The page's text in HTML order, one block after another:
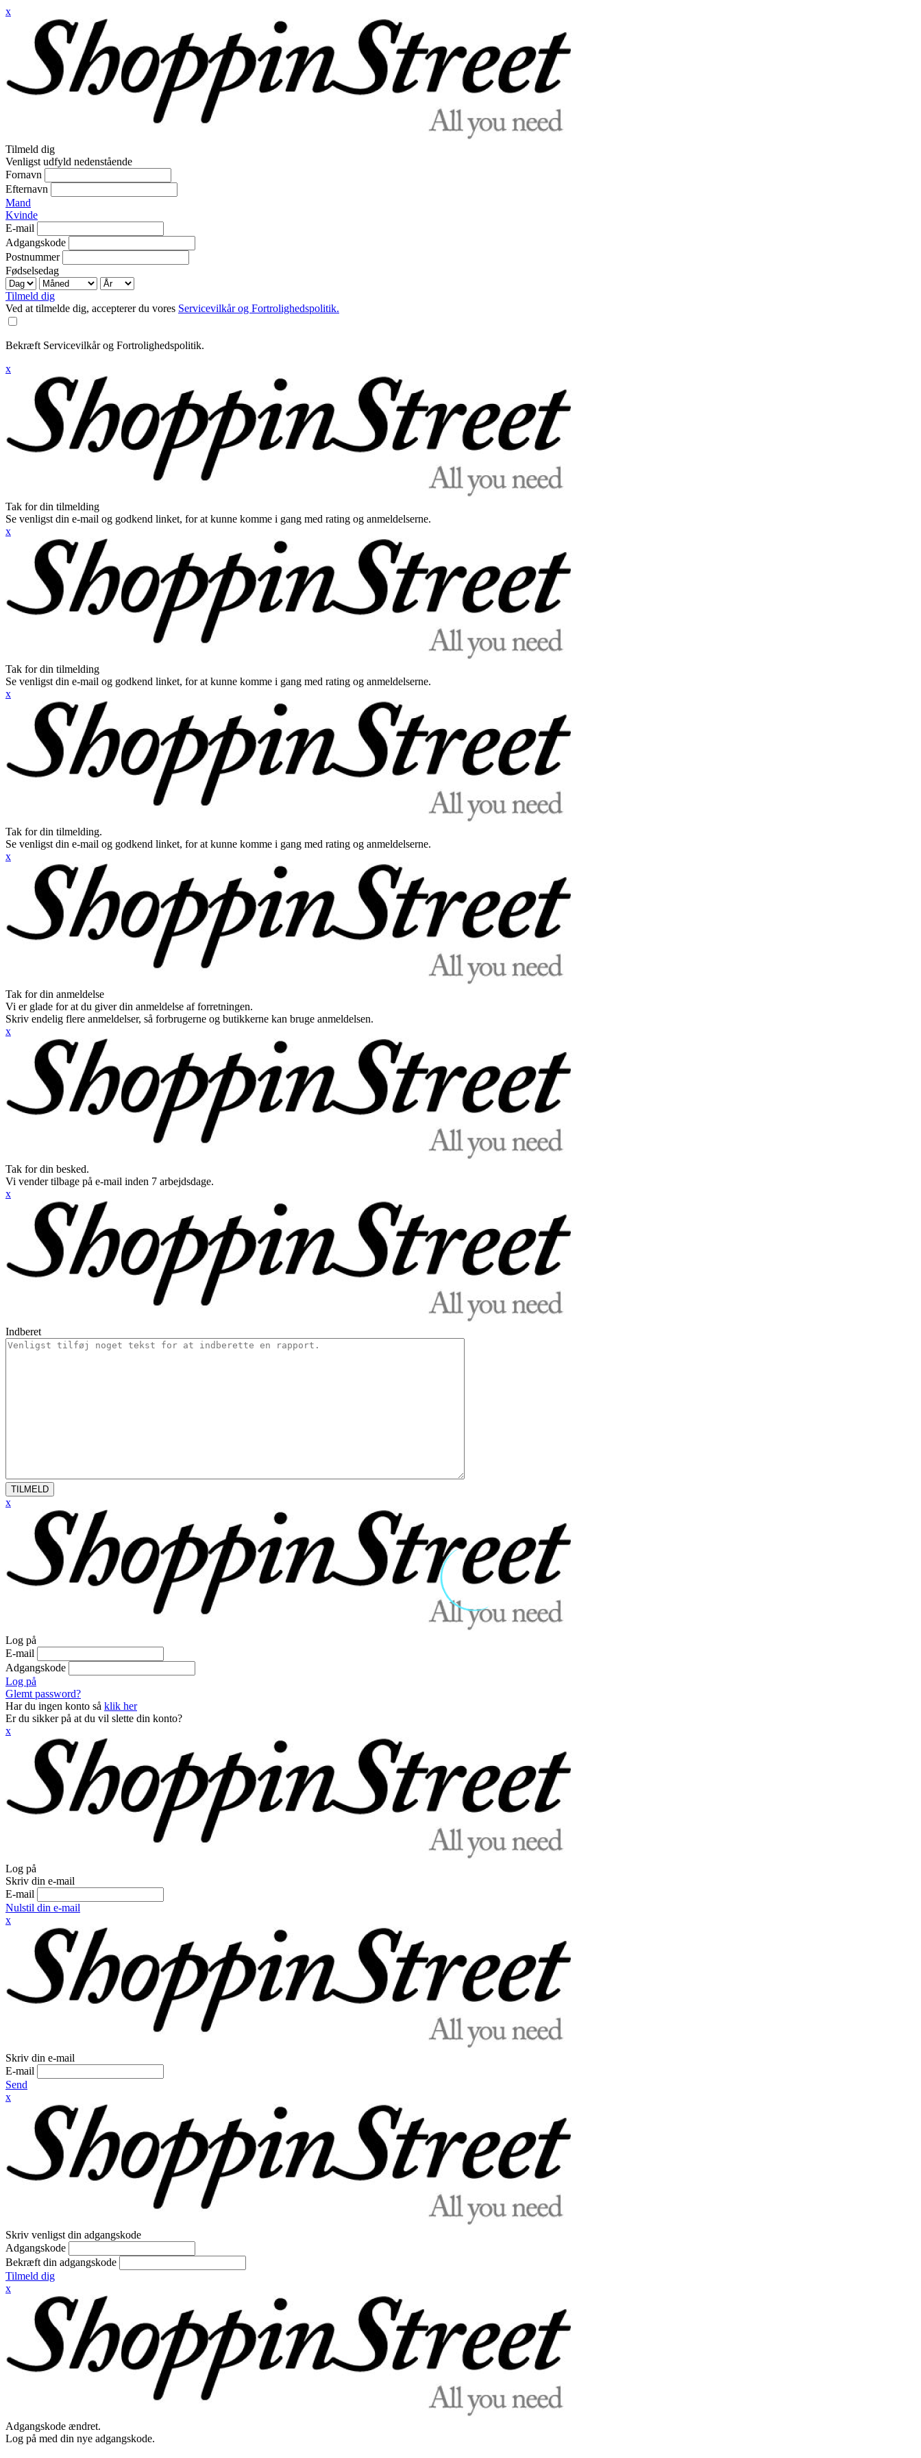
x
Tilmeld dig
Venligst udfyld nedenstående
Fornavn
Efternavn
Mand
Kvinde
E-mail
Adgangskode
Postnummer
Fødselsedag
Tilmeld dig
Ved at tilmelde dig, accepterer du vores Servicevilkår og Fortrolighedspolitik.
Bekræft Servicevilkår og Fortrolighedspolitik.
x
Tak for din tilmelding
Se venligst din e-mail og godkend linket, for at kunne komme i gang med rating og anmeldelserne.
x
Tak for din tilmelding
Se venligst din e-mail og godkend linket, for at kunne komme i gang med rating og anmeldelserne.
x
Tak for din tilmelding.
Se venligst din e-mail og godkend linket, for at kunne komme i gang med rating og anmeldelserne.
x
Tak for din anmeldelse
Vi er glade for at du giver din anmeldelse af forretningen.
Skriv endelig flere anmeldelser, så forbrugerne og butikkerne kan bruge anmeldelsen.
x
Tak for din besked.
Vi vender tilbage på e-mail inden 7 arbejdsdage.
x
Indberet
TILMELD
x
Log på
E-mail
Adgangskode
Log på
Glemt password?
Har du ingen konto så klik her
Er du sikker på at du vil slette din konto?
x
Log på
Skriv din e-mail
E-mail
Nulstil din e-mail
x
Skriv din e-mail
E-mail
Send
x
Skriv venligst din adgangskode
Adgangskode
Bekræft din adgangskode
Tilmeld dig
x
Adgangskode ændret.
Log på med din nye adgangskode.